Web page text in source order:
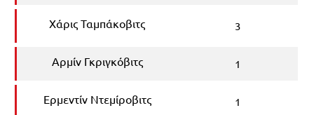
Χάρις Ταμπάκοβιτς 3
Αρμίν Γκριγκόβιτς 1
Ερμεντίν Ντεμίροβιτς 1